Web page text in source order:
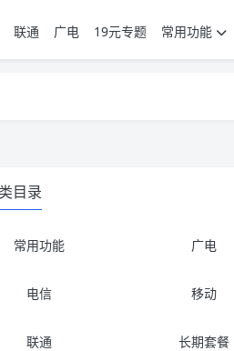
联通 广电 19元专题
常用功能
目录
常用功能 广电
电信 移动
联通 长期套餐